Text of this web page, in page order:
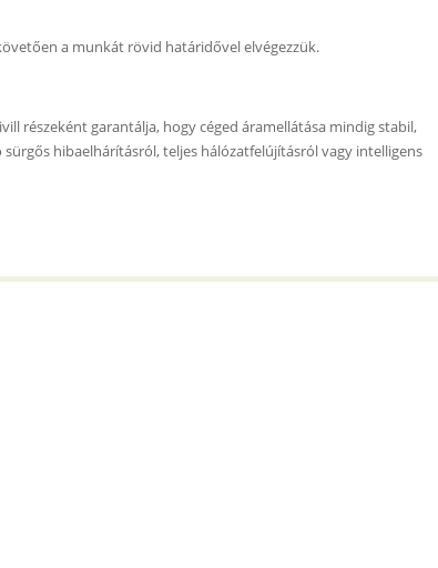
a munkát rövid határidővel elvégezzük.
részeként garantálja, hogy céged áramellátása mindig stabil,
hibaelhárításról, teljes hálózatfelújításról vagy intelligens